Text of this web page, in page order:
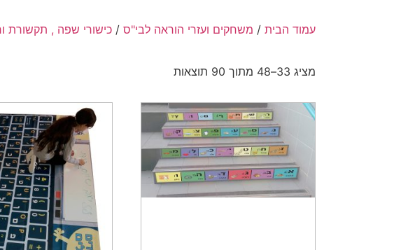
עמוד הבית / משחקים ועזרי הוראה לבי"ס / כישורי שפה , תקשורת
מציג 33–48 מתוך 90 תוצאות